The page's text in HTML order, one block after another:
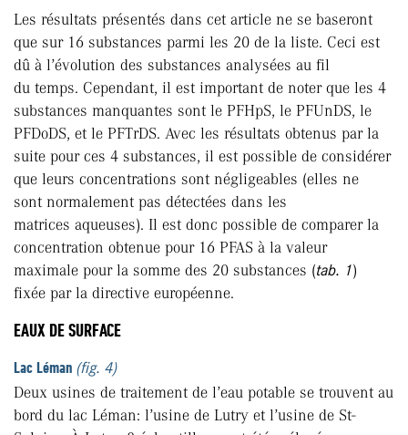
Les résultats présentés dans cet article ne se baseront
que sur 16 substances parmi les 20 de la liste. Ceci est
dû à l’évolution des substances analysées au fil
du temps. Cependant, il est important de noter que les 4
substances manquantes sont le PFHpS, le PFUnDS, le
PFDoDS, et le PFTrDS. Avec les résultats obtenus par la
suite pour ces 4 substances, il est possible de considérer
que leurs concentrations sont négligeables (elles ne
sont normalement pas détectées dans les
matrices aqueuses). Il est donc possible de comparer la
concentration obtenue pour 16 PFAS à la valeur
maximale pour la somme des 20 substances (tab. 1)
fixée par la directive européenne.
EAUX DE SURFACE
Lac Léman (fig. 4)
Deux usines de traitement de l’eau potable se trouvent au
bord du lac Léman: l’usine de Lutry et l’usine de St-